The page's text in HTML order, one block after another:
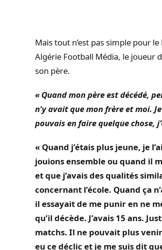
Mais tout n’est pas simple pour le
Algérie Football Média, le joueur
son père.
« Quand mon père est décédé,
n’y avait que mon frère et moi.
pouvais en faire quelque chose,
« Quand j’étais plus jeune, je
jouions ensemble ou quand il
et que j’avais des qualités
concernant l’école. Quand ça
il essayait de me punir en ne
qu’il décède. J’avais 15 ans.
matchs. Il ne pouvait plus
eu ce déclic et je me suis dit